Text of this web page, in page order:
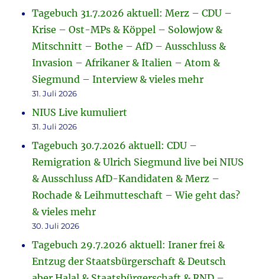
Tagebuch 31.7.2026 aktuell: Merz – CDU –
Krise – Ost-MPs & Köppel – Solowjow &
Mitschnitt – Bothe – AfD – Ausschluss &
Invasion – Afrikaner & Italien – Atom &
Siegmund – Interview & vieles mehr
31. Juli 2026
NIUS Live kumuliert
31. Juli 2026
Tagebuch 30.7.2026 aktuell: CDU –
Remigration & Ulrich Siegmund live bei NIUS
& Ausschluss AfD-Kandidaten & Merz –
Rochade & Leihmutteschaft – Wie geht das?
& vieles mehr
30. Juli 2026
Tagebuch 29.7.2026 aktuell: Iraner frei &
Entzug der Staatsbürgerschaft & Deutsch